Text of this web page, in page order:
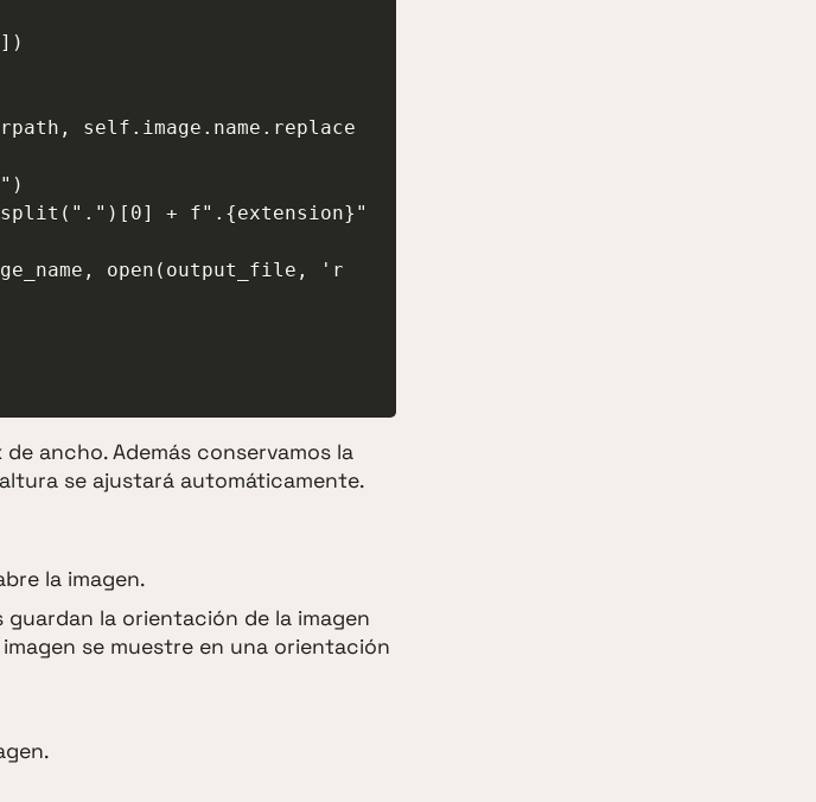
ancho. Además conservamos la
se ajustará automáticamente.
la imagen.
guardan la orientación de la imagen
se muestre en una orientación